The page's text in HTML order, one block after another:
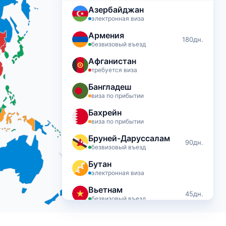
Азербайджан
электронная виза
Армения
безвизовый въезд
180дн.
Афганистан
требуется виза
Бангладеш
виза по прибытии
Бахрейн
виза по прибытии
Бруней-Даруссалам
безвизовый въезд
90дн.
Бутан
электронная виза
Вьетнам
безвизовый въезд
45дн.